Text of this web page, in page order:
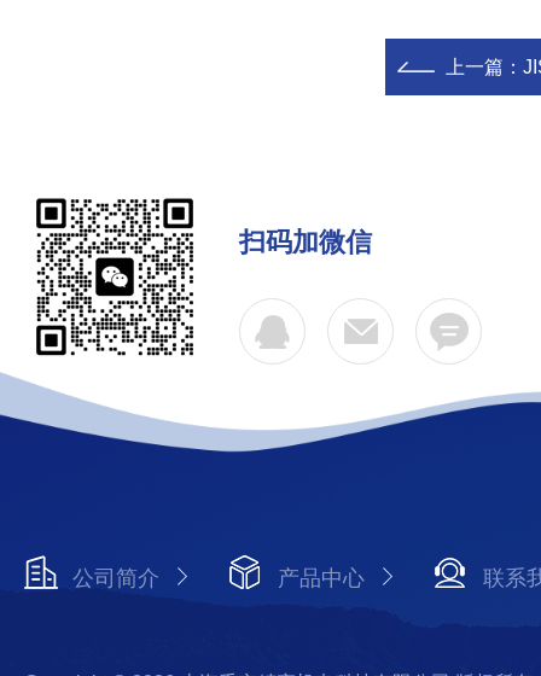
上一篇：
扫码加微信
公司简介 产品中心 联系